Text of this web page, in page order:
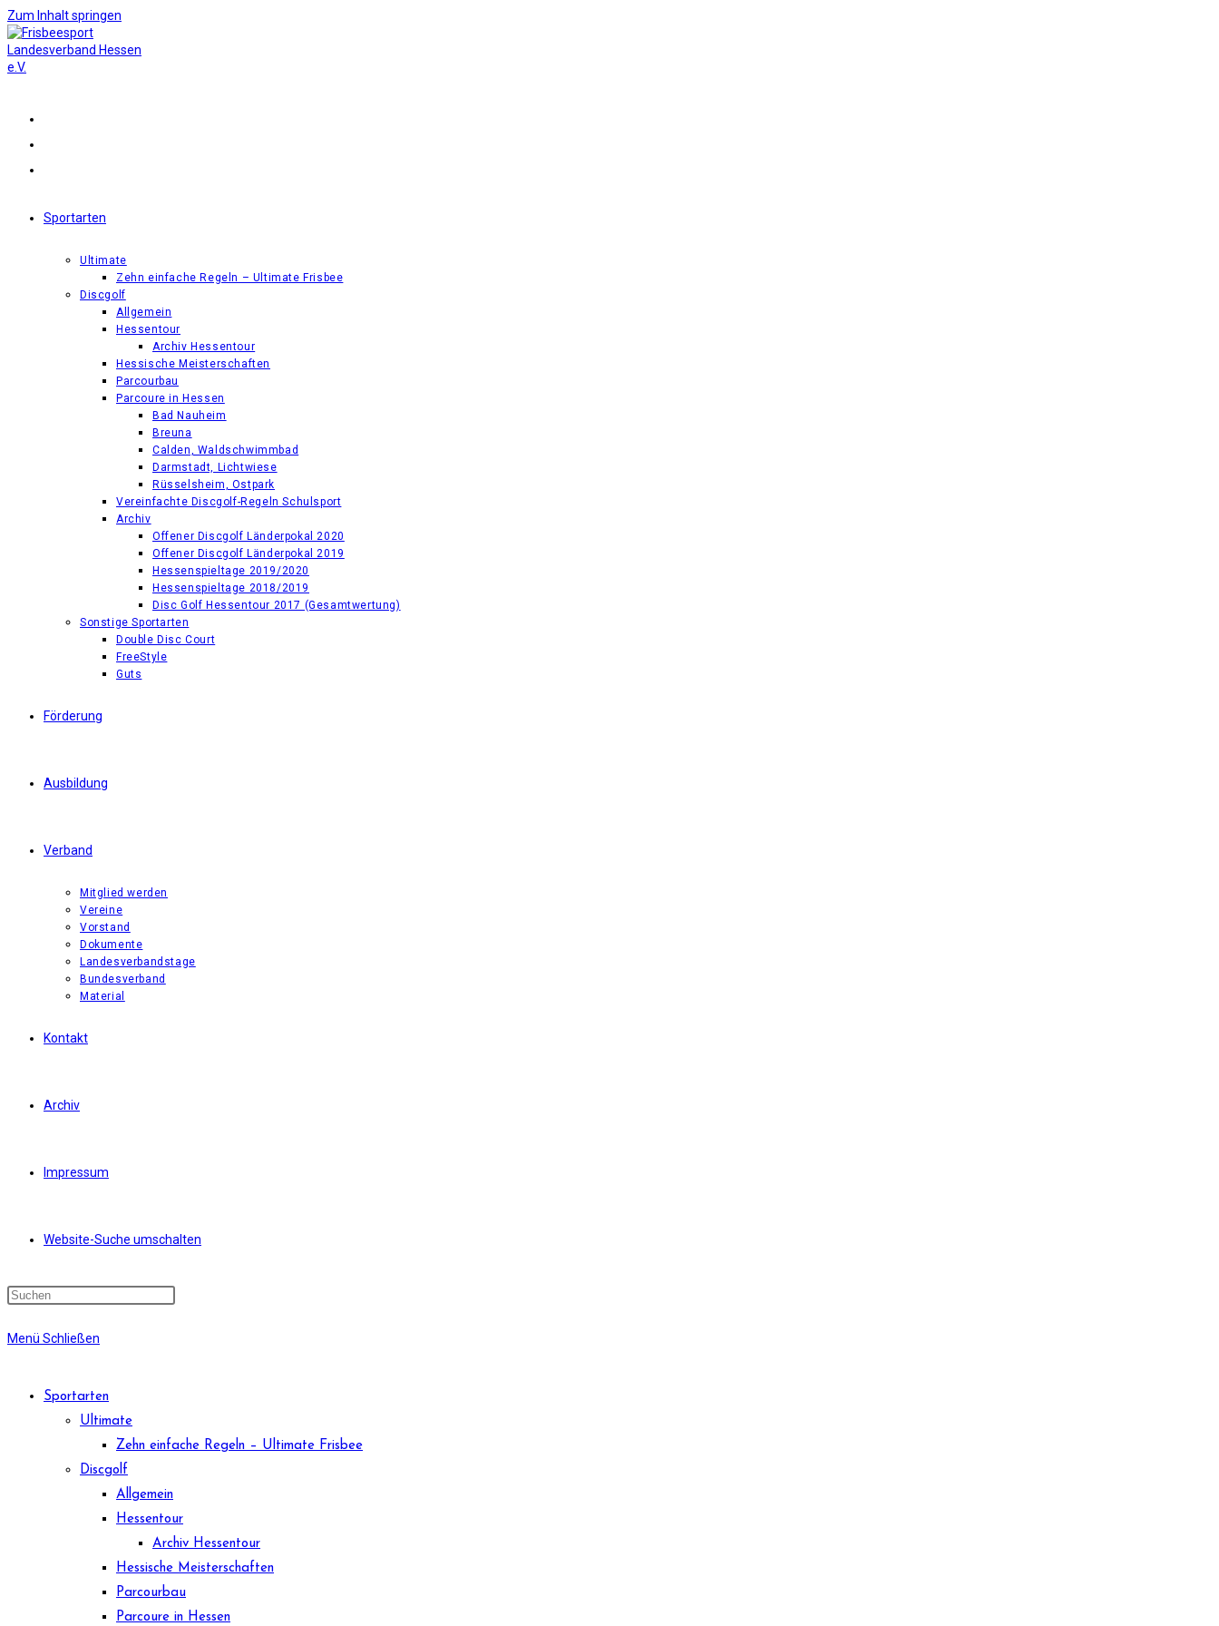
Zum Inhalt springen
Sportarten
Ultimate
Zehn einfache Regeln – Ultimate Frisbee
Discgolf
Allgemein
Hessentour
Archiv Hessentour
Hessische Meisterschaften
Parcourbau
Parcoure in Hessen
Bad Nauheim
Breuna
Calden, Waldschwimmbad
Darmstadt, Lichtwiese
Rüsselsheim, Ostpark
Vereinfachte Discgolf-Regeln Schulsport
Archiv
Offener Discgolf Länderpokal 2020
Offener Discgolf Länderpokal 2019
Hessenspieltage 2019/2020
Hessenspieltage 2018/2019
Disc Golf Hessentour 2017 (Gesamtwertung)
Sonstige Sportarten
Double Disc Court
FreeStyle
Guts
Förderung
Ausbildung
Verband
Mitglied werden
Vereine
Vorstand
Dokumente
Landesverbandstage
Bundesverband
Material
Kontakt
Archiv
Impressum
Website-Suche umschalten
Menü Schließen
Sportarten
Ultimate
Zehn einfache Regeln – Ultimate Frisbee
Discgolf
Allgemein
Hessentour
Archiv Hessentour
Hessische Meisterschaften
Parcourbau
Parcoure in Hessen